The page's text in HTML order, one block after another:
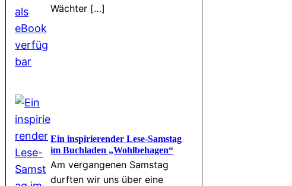
Wächter […]
Ein inspirierender Lese-Samstag
im Buchladen „Wohlbehagen“
Am vergangenen Samstag
durften wir uns über eine